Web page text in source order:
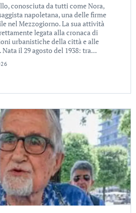
conosciuta da tutti come Nora,
napoletana, una delle firme
nel Mezzogiorno. La sua attività
legata alla cronaca di
urbanistiche della città e alle
il 29 agosto del 1938: tra...